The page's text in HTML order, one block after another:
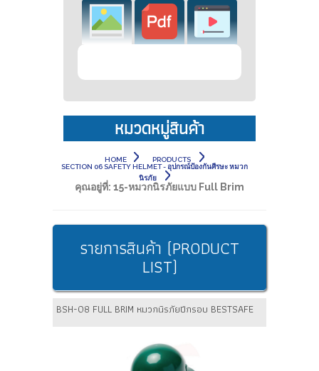
หมวดหมู่สินค้า
HOME
PRODUCTS
SECTION 06 SAFETY HELMET - อุปกรณ์ป้องกันศีรษะ หมวก
นิรภัย
คุณอยู่ที่: 15-หมวกนิรภัยแบบ Full Brim
รายการสินค้า (PRODUCT
LIST)
BSH-08 FULL BRIM หมวกนิรภัยปีกรอบ BESTSAFE